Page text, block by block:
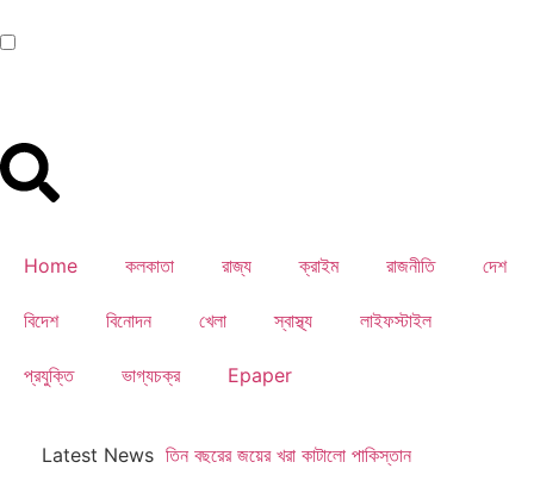
Home কলকাতা রাজ্য ক্রাইম রাজনীতি দেশ
বিদেশ বিনোদন খেলা স্বাস্থ্য লাইফস্টাইল
প্রযুক্তি ভাগ্যচক্র Epaper
Latest News তিন বছরের জয়ের খরা কাটালো পাকিস্তান